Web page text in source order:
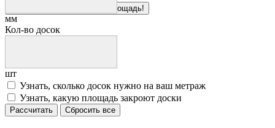
Здесь можно рассчитать площадь!
мм
Кол-во досок
шт
Узнать, сколько досок нужно на ваш метраж
Узнать, какую площадь закроют доски
Рассчитать Сбросить все